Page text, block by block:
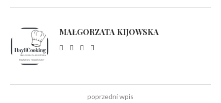
MAŁGORZATA KIJOWSKA
poprzedni wpis